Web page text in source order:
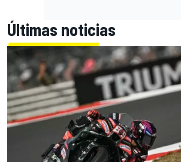
Últimas noticias